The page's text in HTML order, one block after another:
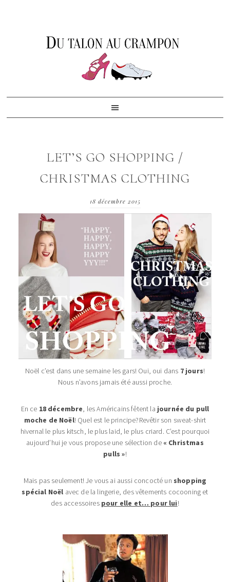
LET’S GO SHOPPING /
CHRISTMAS CLOTHING
18 décembre 2015
Noël c’est dans une semaine les gars! Oui, oui dans 7 jours!
Nous n’avons jamais été aussi proche.
En ce 18 décembre, les Américains fêtent la journée du pull
moche de Noël! Quel est le principe?Revêtir son sweat-shirt
hivernal le plus kitsch, le plus laid, le plus criard. C’est pourquoi
aujourd’hui je vous propose une sélection de « Christmas
pulls »!
Mais pas seulement! Je vous ai aussi concocté un shopping
spécial Noël avec de la lingerie, des vêtements cocooning et
des accessoires pour elle et… pour lui!